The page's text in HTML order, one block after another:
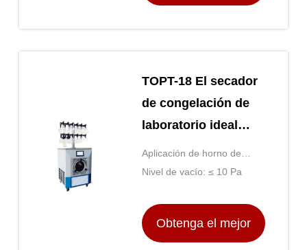
TOPT-18 El secador
de congelación de
laboratorio ideal
para la conservación
a largo plazo
Aplicación de horno de
secado: Secador
Nivel de vacío: ≤ 10 Pa
Obtenga el mejor